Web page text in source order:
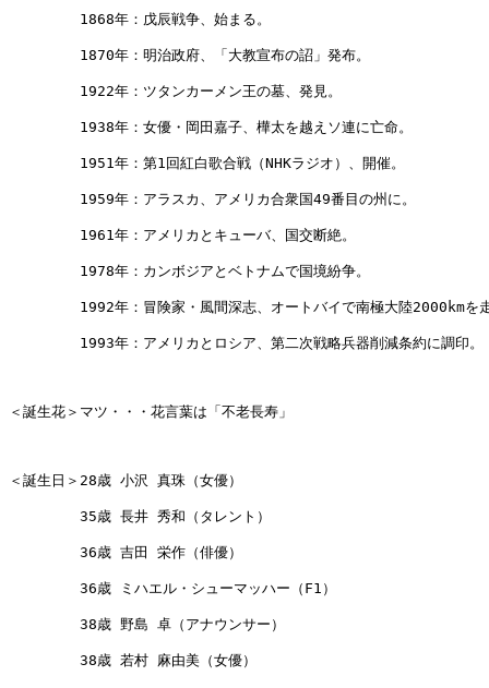
1868年：戊辰戦争、始まる。
1870年：明治政府、「大教宣布の詔」発布。
1922年：ツタンカーメン王の墓、発見。
1938年：女優・岡田嘉子、樺太を越えソ連に亡命。
1951年：第1回紅白歌合戦（NHKラジオ）、開催。
1959年：アラスカ、アメリカ合衆国49番目の州に。
1961年：アメリカとキューバ、国交断絶。
1978年：カンボジアとベトナムで国境紛争。
1992年：冒険家・風間深志、オートバイで南極大陸2000kmを
1993年：アメリカとロシア、第二次戦略兵器削減条約に調印。
＜誕生花＞マツ・・・花言葉は「不老長寿」
＜誕生日＞28歳 小沢 真珠（女優）
35歳 長井 秀和（タレント）
36歳 吉田 栄作（俳優）
36歳 ミハエル・シューマッハー（F1）
38歳 野島 卓（アナウンサー）
38歳 若村 麻由美（女優）